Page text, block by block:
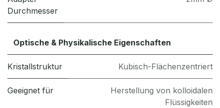
Durchmesser
Optische & Physikalische Eigenschaften
Kristallstruktur Kubisch-Flächenzentriert
Geeignet für
Herstellung von kolloidalen
Flüssigkeiten